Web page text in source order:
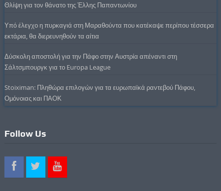
Θλίψη για τον θάνατο της Έλλης Παπαντωνίου
Υπό έλεγχο η πυρκαγιά στη Μαραθούντα που κατέκαψε περίπου τέσσερα
εκτάρια, θα διερευνηθούν τα αίτια
Δύσκολη αποστολή για την Πάφο στην Αυστρία απέναντι στη
Σάλτσμπουργκ για το Europa League
Stoiximan: Πληθώρα επιλογών για τα ευρωπαϊκά ραντεβού Πάφου,
Ομόνοιας και ΠΑΟΚ
Follow Us